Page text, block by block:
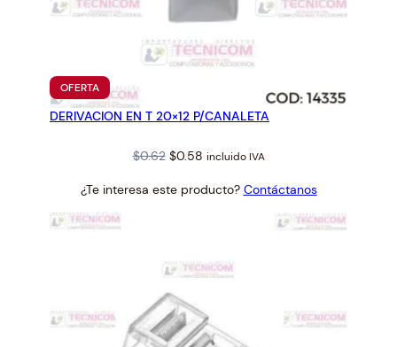
OFERTAPRODUCTO
EN
OFERTA
DERIVACION EN T 20×12 P/CANALETA
$0.62 Original
was:
$0.58Current
is:
incluido IVA
¿Te interesa este producto? Contáctanos